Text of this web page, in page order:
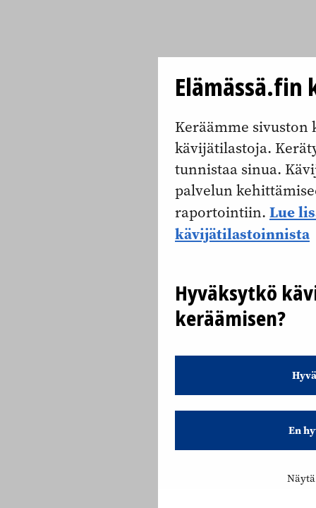
Keräämme sivuston
kävijätilastoja.
tunnistaa sinua.
palvelun
raportointiin. Lue
kävijätilastoinnista
Hyväksytkö
keräämisen?
En